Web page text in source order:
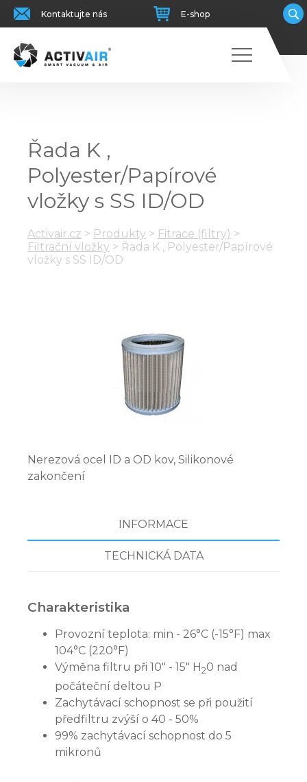
Kontaktujte nás E-shop
Řada K ,
Polyester/Papírové
vložky s SS ID/OD
Activair.cz > Produkty > Fitrace (filtry) >
Filtrační vložky > Řada K , Polyester/Papírové
vložky s SS ID/OD
Nerezová ocel ID a OD kov, Silikonové
zakončení
INFORMACE
TECHNICKÁ DATA
Charakteristika
Provozní teplota: min - 26°C (-15°F) max
104°C (220°F)
Výměna filtru při 10" - 15" H20 nad
počáteční deltou P
Zachytávací schopnost se při použití
předfiltru zvýší o 40 - 50%
99% zachytávací schopnost do 5
mikronů